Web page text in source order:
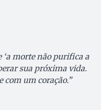
‘a morte não purifica a
sua próxima vida.
com um coração.”